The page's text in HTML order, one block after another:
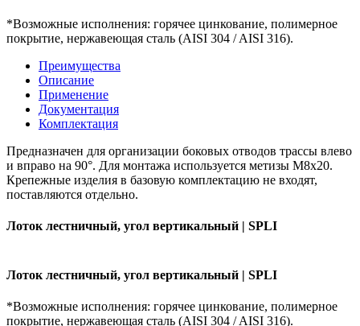
*Возможные исполнения: горячее цинкование, полимерное
покрытие, нержавеющая сталь (AISI 304 / AISI 316).
Преимущества
Описание
Применение
Документация
Комплектация
Предназначен для организации боковых отводов трассы влево
и вправо на 90°. Для монтажа используется метизы М8х20.
Крепежные изделия в базовую комплектацию не входят,
поставляются отдельно.
Лоток лестничный, угол вертикальный | SPLI
Лоток лестничный, угол вертикальный | SPLI
*Возможные исполнения: горячее цинкование, полимерное
покрытие, нержавеющая сталь (AISI 304 / AISI 316).